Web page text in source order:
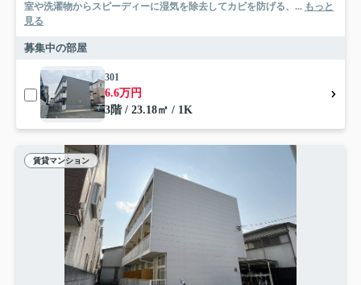
室や洗濯物からスピーディーに湿気を除去してカビを防げる、... もっと
見る
募集中の部屋
301
6.6万円
3階 / 23.18㎡ / 1K
賃貸マンション